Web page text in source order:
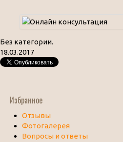
Без категории.
18.03.2017
Избранное
Отзывы
Фотогалерея
Вопросы и ответы